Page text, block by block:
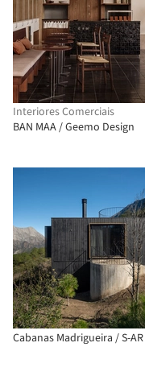
Interiores Comerciais
BAN MAA / Geemo Design
Cabanas Madrigueira / S-AR